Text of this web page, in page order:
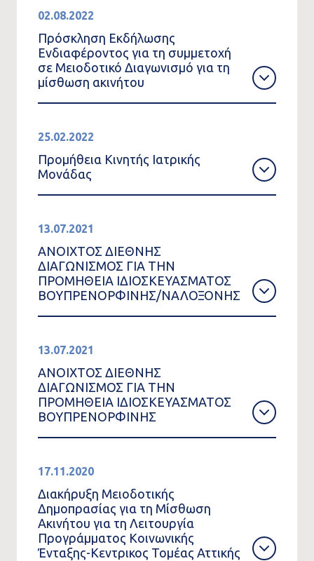
02.08.2022
Πρόσκληση Εκδήλωσης
Ενδιαφέροντος για τη συμμετοχή
σε Μειοδοτικό Διαγωνισμό για τη
μίσθωση ακινήτου
25.02.2022
Προμήθεια Κινητής Ιατρικής
Μονάδας
13.07.2021
ΑΝΟΙΧΤΟΣ ΔΙΕΘΝΗΣ
ΔΙΑΓΩΝΙΣΜΟΣ ΓΙΑ ΤΗΝ
ΠΡΟΜΗΘΕΙΑ ΙΔΙΟΣΚΕΥΑΣΜΑΤΟΣ
ΒΟΥΠΡΕΝΟΡΦΙΝΗΣ/ΝΑΛΟΞΟΝΗΣ
13.07.2021
ΑΝΟΙΧΤΟΣ ΔΙΕΘΝΗΣ
ΔΙΑΓΩΝΙΣΜΟΣ ΓΙΑ ΤΗΝ
ΠΡΟΜΗΘΕΙΑ ΙΔΙΟΣΚΕΥΑΣΜΑΤΟΣ
ΒΟΥΠΡΕΝΟΡΦΙΝΗΣ
17.11.2020
Διακήρυξη Μειοδοτικής
Δημοπρασίας για τη Μίσθωση
Ακινήτου για τη Λειτουργία
Προγράμματος Κοινωνικής
Ένταξης-Κεντρικος Τομέας Αττικής